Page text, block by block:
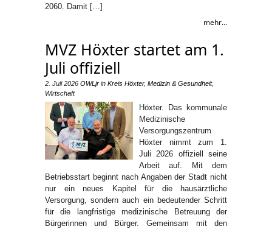
2060. Damit […]
mehr...
MVZ Höxter startet am 1.
Juli offiziell
2. Juli 2026 OWLjr in Kreis Höxter, Medizin & Gesundheit,
Wirtschaft
Höxter. Das kommunale
Medizinische
Versorgungszentrum
Höxter nimmt zum 1.
Juli 2026 offiziell seine
Arbeit auf. Mit dem
Betriebsstart beginnt nach Angaben der Stadt nicht
nur ein neues Kapitel für die hausärztliche
Versorgung, sondern auch ein bedeutender Schritt
für die langfristige medizinische Betreuung der
Bürgerinnen und Bürger. Gemeinsam mit den